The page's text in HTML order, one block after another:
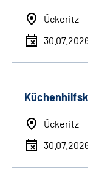
Ückeritz
Ückeritz